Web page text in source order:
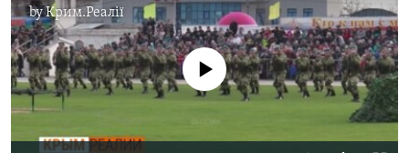
byКрим.Реалії
No media source currently available